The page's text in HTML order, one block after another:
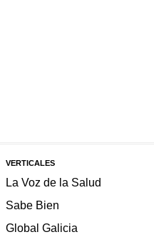
VERTICALES
La Voz de la Salud
Sabe Bien
Global Galicia